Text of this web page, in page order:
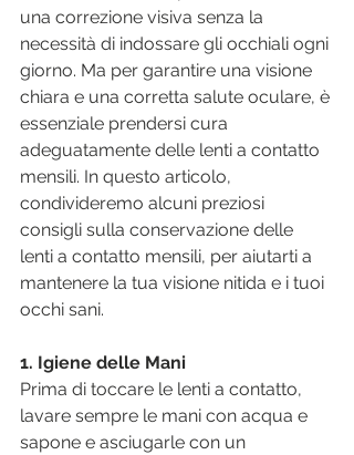
una correzione visiva senza la
necessità di indossare gli occhiali ogni
giorno. Ma per garantire una visione
chiara e una corretta salute oculare, è
essenziale prendersi cura
adeguatamente delle lenti a contatto
mensili. In questo articolo,
condivideremo alcuni preziosi
consigli sulla conservazione delle
lenti a contatto mensili, per aiutarti a
mantenere la tua visione nitida e i tuoi
occhi sani.
1. Igiene delle Mani
Prima di toccare le lenti a contatto,
lavare sempre le mani con acqua e
sapone e asciugarle con un